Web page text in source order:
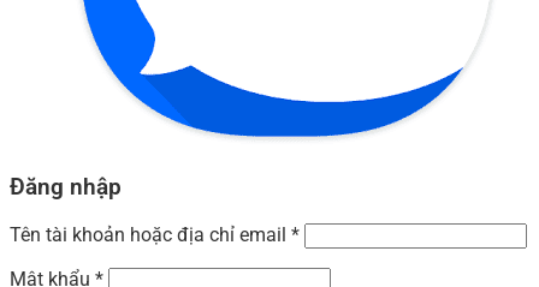
Đăng nhập
Tên tài khoản hoặc địa chỉ email *
Mật khẩu *